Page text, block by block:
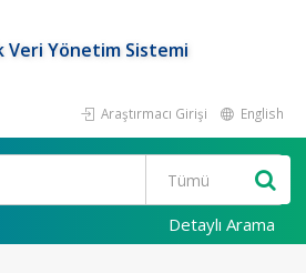
Veri Yönetim Sistemi
Araştırmacı Girişi English
Detaylı Arama